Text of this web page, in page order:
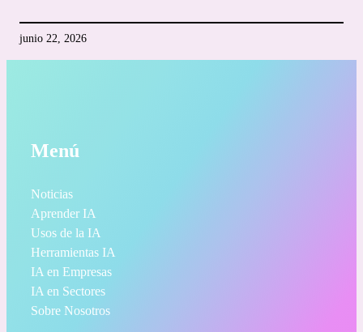
junio 22, 2026
Menú
Noticias
Aprender IA
Usos de la IA
Herramientas IA
IA en Empresas
IA en Sectores
Sobre Nosotros